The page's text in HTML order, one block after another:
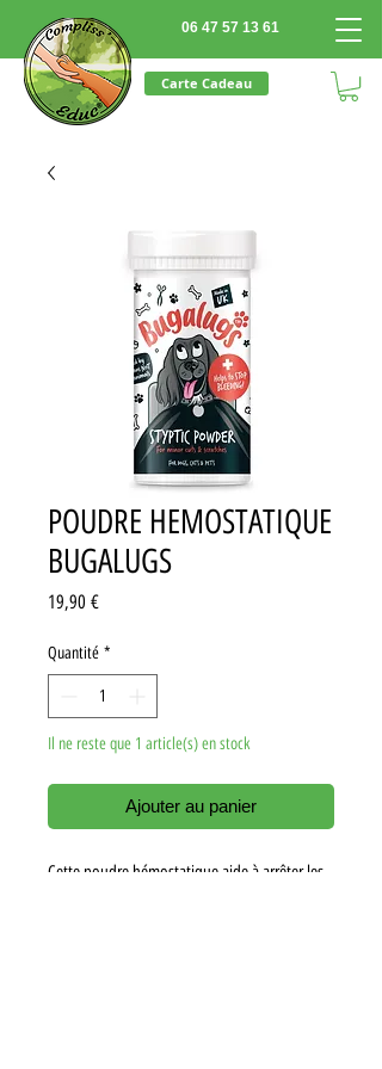
06 47 57 13 61
Carte Cadeau
POUDRE HEMOSTATIQUE
BUGALUGS
19,90 €Prix
Quantité *
Il ne reste que 1 article(s) en stock
Ajouter au panier
Cette poudre hémostatique aide à arrêter les